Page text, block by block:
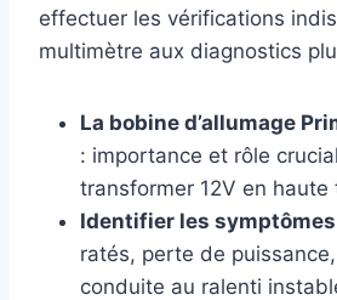
effectuer les vérifications
multimètre aux diagnostics
La bobine d’allumage
: importance et rôle
transformer 12V en haute
Identifier les
ratés, perte de
conduite au ralenti